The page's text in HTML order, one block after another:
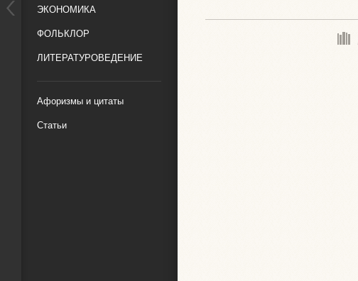
ЭКОНОМИКА
ФОЛЬКЛОР
ЛИТЕРАТУРОВЕДЕНИЕ
Афоризмы и цитаты
Статьи